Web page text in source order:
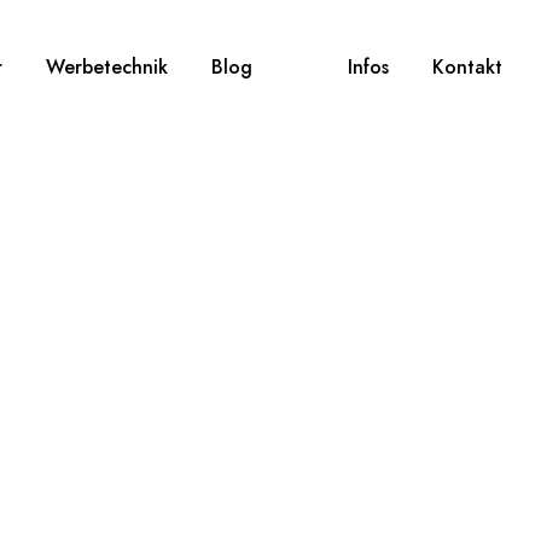
Werbetechnik Blog Infos Kontakt